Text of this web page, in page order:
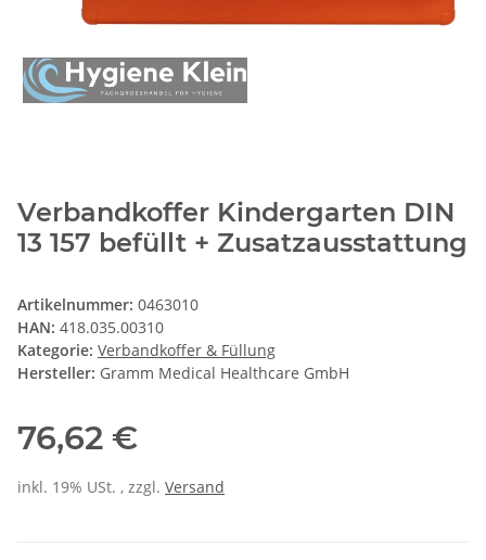
Verbandkoffer Kindergarten DIN
13 157 befüllt + Zusatzausstattung
Artikelnummer: 0463010
HAN: 418.035.00310
Kategorie: Verbandkoffer & Füllung
Hersteller: Gramm Medical Healthcare GmbH
76,62 €
inkl. 19% USt. , zzgl. Versand